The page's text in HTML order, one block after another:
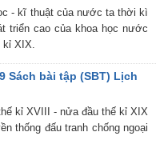
- kĩ thuật của nước ta thời kì
triển cao của khoa học nước
XIX.
Sách bài tập (SBT) Lịch
kỉ XVIII - nửa đầu thế kỉ XIX
thống đấu tranh chống ngoại